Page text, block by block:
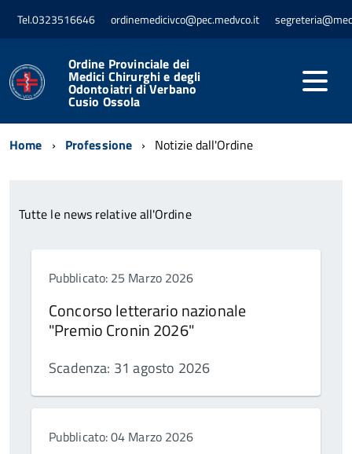
Tel.0323516646 ordinemedicivco@pec.medvco.it
Ordine Provinciale dei
Medici Chirurghi e degli
Odontoiatri di Verbano
Cusio Ossola
Home Professione Notizie dall'Ordine
Tutte le news relative all'Ordine
Pubblicato: 25 Marzo 2026
Concorso letterario nazionale
"Premio Cronin 2026"
Scadenza: 31 agosto 2026
Pubblicato: 04 Marzo 2026